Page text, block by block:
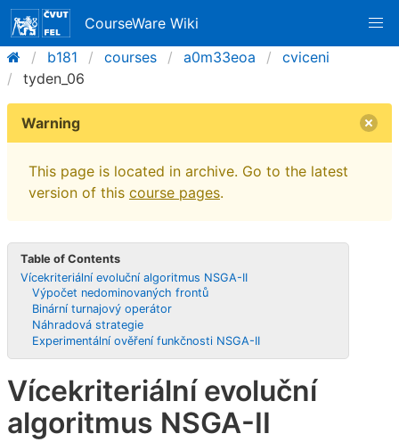
CourseWare Wiki
b181
courses a0m33eoa
cviceni
tyden_06
Warning
This page is located in archive. Go to the latest
version of this course pages.
Table of Contents
Vícekriteriální evoluční algoritmus NSGA-II
Výpočet nedominovaných frontů
Binární turnajový operátor
Náhradová strategie
Experimentální ověření funkčnosti NSGA-II
Vícekriteriální evoluční
algoritmus NSGA-II